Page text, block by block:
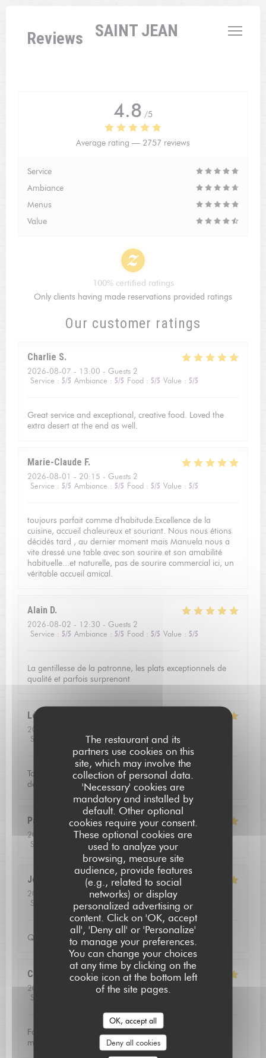
The restaurant and its
partners use cookies on this
site, which may involve the
collection of personal data.
'Necessary' cookies are
mandatory and installed by
default. Other optional
cookies require your consent.
These optional cookies are
used to analyze your
browsing, measure site
audience, provide features
(e.g., related to social
networks) or display
personalized advertising or
content. Click on 'OK, accept
all', 'Deny all' or 'Personalize'
to manage your preferences.
You can change your choices
at any time by clicking on the
cookie icon at the bottom left
of the site pages.
OK, accept all
Deny all cookies
L'AUBERGE SAINT JEAN
Reviews
Our customer ratings
Charlie S
2026-08-07 - 13:00 - Guests 2
Service : 5/5 Ambiance : 5/5 Food : 5/5 Value : 5/5
Great service and exceptional, creative food. Loved the
extra desert at the end as well.
Marie-Claude F
2026-08-01 - 20:15 - Guests 2
Service : 5/5 Ambiance : 5/5 Food : 5/5 Value : 5/5
toujours parfait comme d'habitude.Excellence de la
cuisine, accueil chaleureux et souriant. Nous nous étions
décidés tard , au dernier moment mais Manuela nous a
vite dressé une table avec son sourire et son amabilité
habituelle...et naturelle, pas de sourire commercial ici, un
véritable accueil amical.
Alain D
2026-08-02 - 12:30 - Guests 2
Service : 5/5 Ambiance : 5/5 Food : 5/5 Value : 5/5
La gentillesse de la patronne, les plats exceptionnels de
qualité et parfois surprenant
Léo
2026-08-01
Service
Ambiance: 4/5 Food: 5/5 Value
Tout était très bon avec une mention particulière pour les
desserts et mignardises.
Pascal
2026-08-01
- 13:00 - Guests 2
Service
Ambiance: 4/5 Food: 5/5 Value
Jean louis
2026-07-24
- 12:30 - Guests 2
Service
Ambiance: 5/5 Food: 5/5 Value : 4/5
Qualite de l'accueil
Christoffer N
2026-07-23
- 13:15 - Guests 2
Service
Food 5/5
Fantastic food and good service. Defininetly worth a
michelin star
4.8 /5
Average rating — 2757 reviews
Service
Ambiance
Menus
Value
100% certified ratings
Only clients having made reservations provided ratings
L'AUBERGE SAINT JEAN